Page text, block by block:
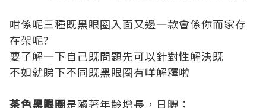
咁係呢三種既黑眼圈入面又邊一款會係你而家存
在架呢?
要了解一下自己既問題先可以針對性解決既
不如就睇下不同既黑眼圈有咩解釋啦
茶色黑眼圈是隨著年齡增長，日曬；